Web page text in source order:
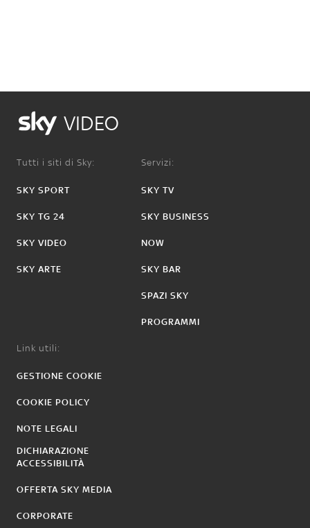
VIDEO
Tutti i siti di Sky:
SKY SPORT
SKY TG 24
SKY VIDEO
SKY ARTE
Servizi:
SKY TV
SKY BUSINESS
NOW
SKY BAR
SPAZI SKY
PROGRAMMI
Link utili:
GESTIONE COOKIE
COOKIE POLICY
NOTE LEGALI
DICHIARAZIONE
ACCESSIBILITÀ
OFFERTA SKY MEDIA
CORPORATE